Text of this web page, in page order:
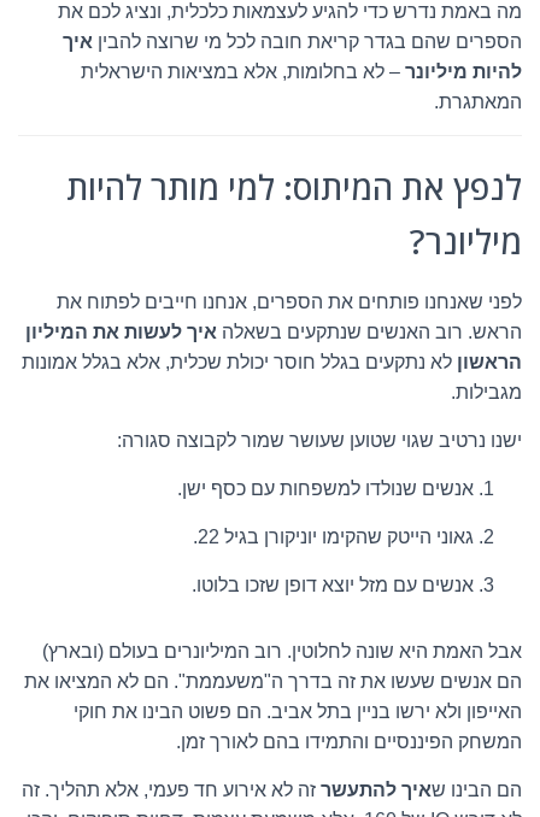
מה באמת נדרש כדי להגיע לעצמאות כלכלית, ונציג לכם את
הספרים שהם בגדר קריאת חובה לכל מי שרוצה להבין איך
להיות מיליונר – לא בחלומות, אלא במציאות הישראלית
המאתגרת.
לנפץ את המיתוס: למי מותר להיות
מיליונר?
לפני שאנחנו פותחים את הספרים, אנחנו חייבים לפתוח את
הראש. רוב האנשים שנתקעים בשאלה איך לעשות את המיליון
הראשון לא נתקעים בגלל חוסר יכולת שכלית, אלא בגלל אמונות
מגבילות.
ישנו נרטיב שגוי שטוען שעושר שמור לקבוצה סגורה:
אנשים שנולדו למשפחות עם כסף ישן.
גאוני הייטק שהקימו יוניקורן בגיל 22.
אנשים עם מזל יוצא דופן שזכו בלוטו.
אבל האמת היא שונה לחלוטין. רוב המיליונרים בעולם (ובארץ)
הם אנשים שעשו את זה בדרך ה"משעממת". הם לא המציאו את
האייפון ולא ירשו בניין בתל אביב. הם פשוט הבינו את חוקי
המשחק הפיננסיים והתמידו בהם לאורך זמן.
הם הבינו שאיך להתעשר זה לא אירוע חד פעמי, אלא תהליך. זה